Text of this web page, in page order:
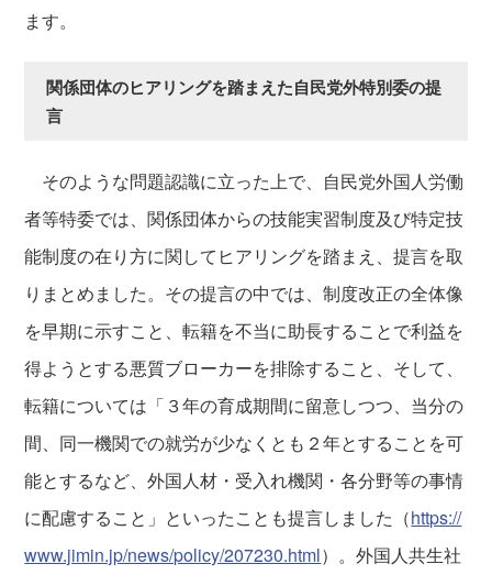
ます。
関係団体のヒアリングを踏まえた自民党外特別委の提
言
そのような問題認識に立った上で、自民党外国人労働
者等特委では、関係団体からの技能実習制度及び特定技
能制度の在り方に関してヒアリングを踏まえ、提言を取
りまとめました。その提言の中では、制度改正の全体像
を早期に示すこと、転籍を不当に助長することで利益を
得ようとする悪質ブローカーを排除すること、そして、
転籍については「３年の育成期間に留意しつつ、当分の
間、同一機関での就労が少なくとも２年とすることを可
能とするなど、外国人材・受入れ機関・各分野等の事情
に配慮すること」といったことも提言しました（https://
www.jimin.jp/news/policy/207230.html）。外国人共生社